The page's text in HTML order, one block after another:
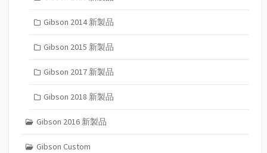
Gibson 2014 新製品
Gibson 2015 新製品
Gibson 2017 新製品
Gibson 2018 新製品
Gibson 2016 新製品
Gibson Custom